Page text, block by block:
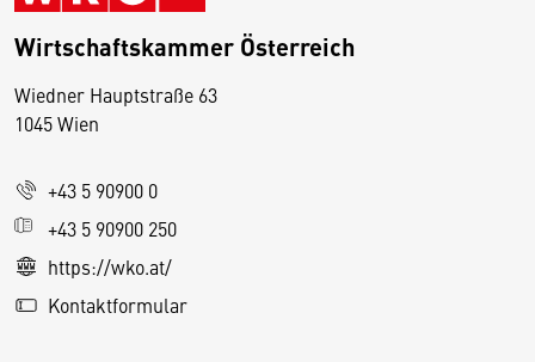
Wirtschaftskammer Österreich
Wiedner Hauptstraße 63
1045 Wien
+43 5 90900 0
+43 5 90900 250
https://wko.at/
Kontaktformular
D
s
e
S
e